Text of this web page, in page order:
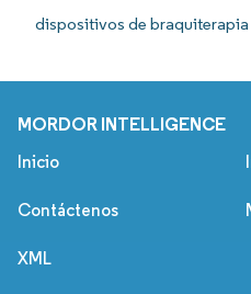
dispositivos de
MORDOR INTELLIGENCE
Inicio
Contáctenos
XML